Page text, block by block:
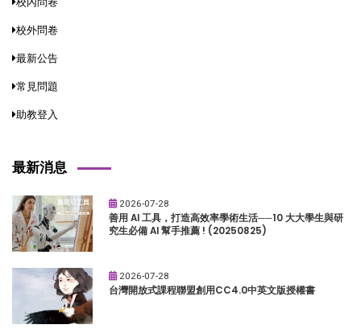
校外問卷
最新公告
常見問題
助教登入
最新消息
2026-07-28
善用 AI 工具，打造高效率學術生活──10 大大學生與研
究生必備 AI 幫手推薦 ! (20250825)
2026-07-28
台灣開放式課程聯盟創用CC4.0中英文版授權書